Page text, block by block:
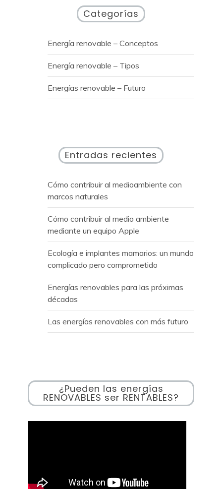
Categorías
Energía renovable – Conceptos
Energía renovable – Tipos
Energías renovable – Futuro
Entradas recientes
Cómo contribuir al medioambiente con
marcos naturales
Cómo contribuir al medio ambiente
mediante un equipo Apple
Ecología e implantes mamarios: un mundo
complicado pero comprometido
Energías renovables para las próximas
décadas
Las energías renovables con más futuro
¿Pueden las energías
RENOVABLES ser RENTABLES?